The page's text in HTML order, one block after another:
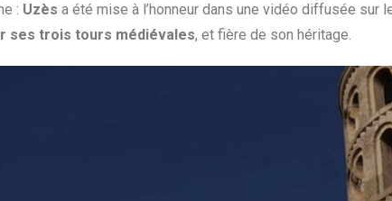
: Uzès a été mise à l’honneur dans une vidéo diffusée sur
ses trois tours médiévales, et fière de son héritage.